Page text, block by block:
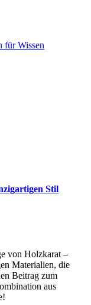
für Wissen
Stil
von Holzkarat –
Materialien, die
Beitrag zum
aus